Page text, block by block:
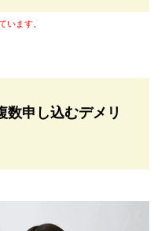
います。
数申し込むデメリ